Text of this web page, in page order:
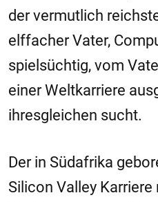
der vermutlich
elffacher Vater,
spielsüchtig, vom
einer Weltkarriere
ihresgleichen sucht.
Der in Südafrika
Silicon Valley Karriere